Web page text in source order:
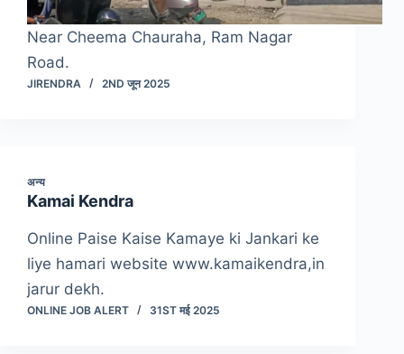
Near Cheema Chauraha, Ram Nagar
Road.
JIRENDRA 2ND जून 2025
अन्य
Kamai Kendra
Online Paise Kaise Kamaye ki Jankari ke
liye hamari website www.kamaikendra,in
jarur dekh.
ONLINE JOB ALERT 31ST मई 2025